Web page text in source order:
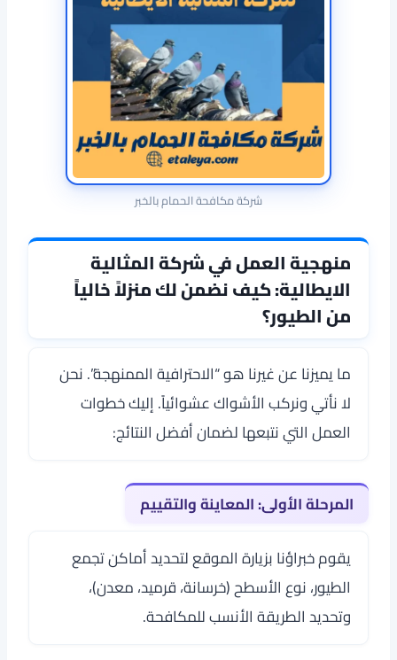
شركة مكافحة الحمام بالخبر
منهجية العمل في شركة المثالية
الايطالية: كيف نضمن لك منزلاً خالياً
من الطيور؟
ما يميزنا عن غيرنا هو “الاحترافية الممنهجة”. نحن
لا نأتي ونركب الأشواك عشوائياً. إليك خطوات
العمل التي نتبعها لضمان أفضل النتائج:
المرحلة الأولى: المعاينة والتقييم
يقوم خبراؤنا بزيارة الموقع لتحديد أماكن تجمع
الطيور، نوع الأسطح (خرسانة، قرميد، معدن)،
وتحديد الطريقة الأنسب للمكافحة.